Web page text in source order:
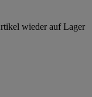
wieder auf Lager